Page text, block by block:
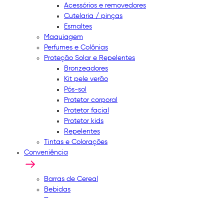
Acessórios e removedores
Cutelaria / pinças
Esmaltes
Maquiagem
Perfumes e Colônias
Proteção Solar e Repelentes
Bronzeadores
Kit pele verão
Pós-sol
Protetor corporal
Protetor facial
Protetor kids
Repelentes
Tintas e Colorações
Conveniência
Barras de Cereal
Bebidas